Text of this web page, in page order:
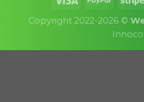
Copyright 2022-2026 ©